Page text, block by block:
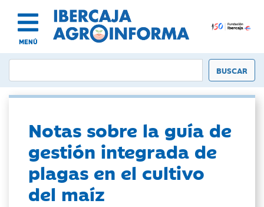
MENÚ
Notas sobre la guía de
gestión integrada de
plagas en el cultivo
del maíz